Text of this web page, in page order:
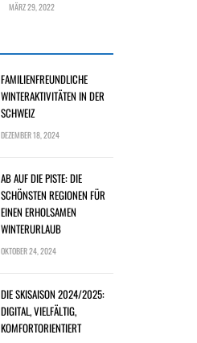
MÄRZ 29, 2022
FAMILIENFREUNDLICHE
WINTERAKTIVITÄTEN IN DER
SCHWEIZ
DEZEMBER 18, 2024
AB AUF DIE PISTE: DIE
SCHÖNSTEN REGIONEN FÜR
EINEN ERHOLSAMEN
WINTERURLAUB
OKTOBER 24, 2024
DIE SKISAISON 2024/2025:
DIGITAL, VIELFÄLTIG,
KOMFORTORIENTIERT